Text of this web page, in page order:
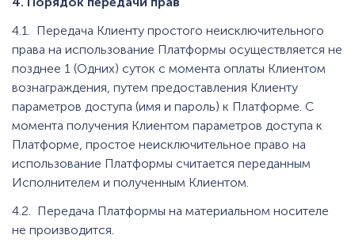
4.1. Передача Клиенту простого неисключительного
права на использование Платформы осуществляется не
позднее 1 (Одних) суток с момента оплаты Клиентом
вознаграждения, путем предоставления Клиенту
параметров доступа (имя и пароль) к Платформе. С
момента получения Клиентом параметров доступа к
Платформе, простое неисключительное право на
использование Платформы считается переданным
Исполнителем и полученным Клиентом.
4.2. Передача Платформы на материальном носителе
не производится.